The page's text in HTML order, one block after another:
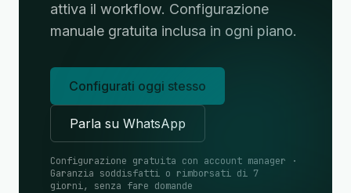
attiva il workflow. Configurazione
manuale gratuita inclusa in ogni piano.
Configurati oggi stesso
Parla su WhatsApp
Configurazione gratuita con account manager ·
Garanzia soddisfatti o rimborsati di 7
giorni, senza fare domande